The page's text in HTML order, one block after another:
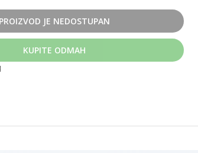
PROIZVOD JE NEDOSTUPAN
KUPITE ODMAH